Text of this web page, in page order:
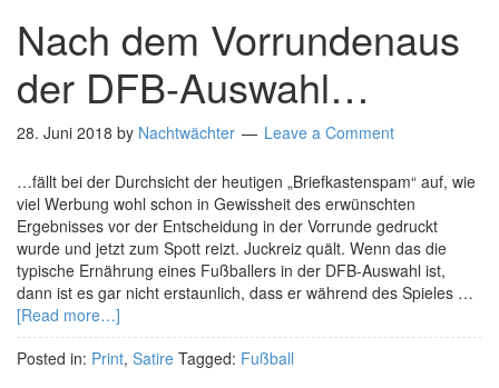
Nach dem Vorrundenaus
der DFB-Auswahl…
28. Juni 2018 by Nachtwächter Leave a Comment
…fällt bei der Durchsicht der heutigen „Briefkastenspam“ auf, wie
viel Werbung wohl schon in Gewissheit des erwünschten
Ergebnisses vor der Entscheidung in der Vorrunde gedruckt
wurde und jetzt zum Spott reizt. Juckreiz quält. Wenn das die
typische Ernährung eines Fußballers in der DFB-Auswahl ist,
dann ist es gar nicht erstaunlich, dass er während des Spieles …
[Read more…]
Posted in: Print, Satire Tagged: Fußball